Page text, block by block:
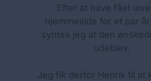
Efter at have fået
hjemmeside for et par
syntes jeg at den
udeblev.
Jeg fik derfor Henrik til at